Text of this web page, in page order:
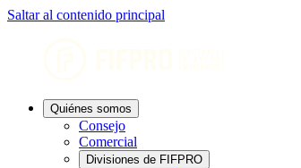
Saltar al contenido principal
Quiénes somos
Consejo
Comercial
Divisiones de FIFPRO